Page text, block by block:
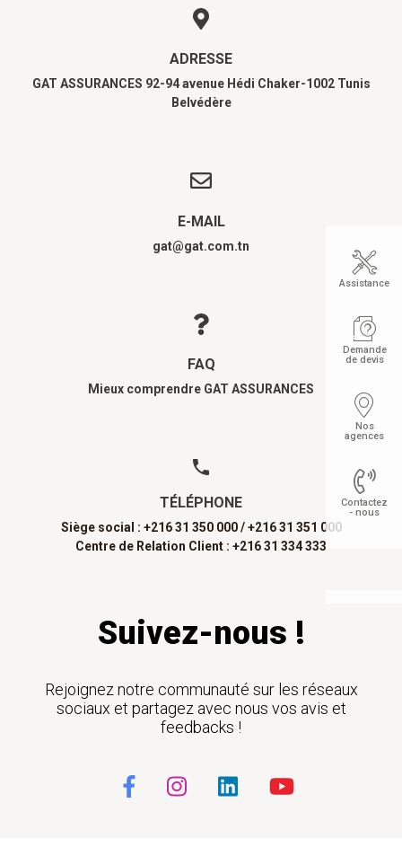
ADRESSE
GAT ASSURANCES 92-94 avenue Hédi Chaker-1002 Tunis
Belvédère
E-MAIL
gat@gat.com.tn
FAQ
Mieux comprendre GAT ASSURANCES
TÉLÉPHONE
Siège social : +216 31 350 000 / +216 31 351 000
Centre de Relation Client : +216 31 334 333
Suivez-nous !
Rejoignez notre communauté sur les réseaux
sociaux et partagez avec nous vos avis et
feedbacks !
Assistance
Demande
de devis
Nos
agences
Contactez
- nous